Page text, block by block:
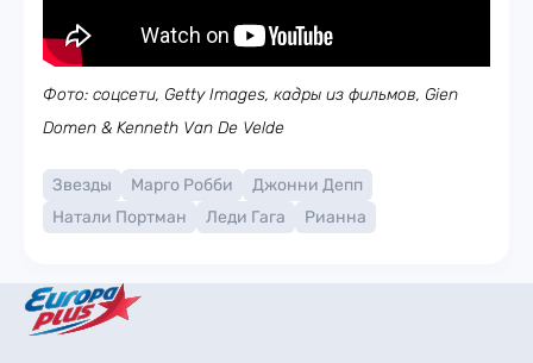
Фото: соцсети, Getty Images, кадры из фильмов, Gien
Domen & Kenneth Van De Velde
Звезды Марго Робби
Джонни Депп
Натали Портман
Леди Гага Рианна